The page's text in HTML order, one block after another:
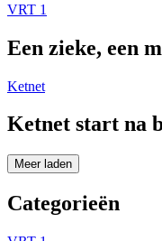
VRT 1
Een zieke, een
Ketnet
Ketnet start na
Meer laden
Categorieën